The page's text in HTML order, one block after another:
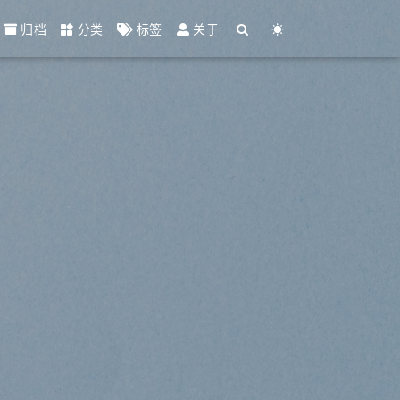
归档 分类 标签 关于